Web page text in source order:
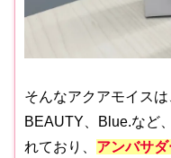
そんなアクアモイス
BEAUTY、Blue.など
れており、 アンバサ